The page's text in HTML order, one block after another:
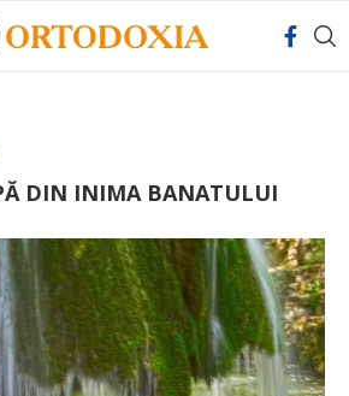
DIN INIMA BANATULUI